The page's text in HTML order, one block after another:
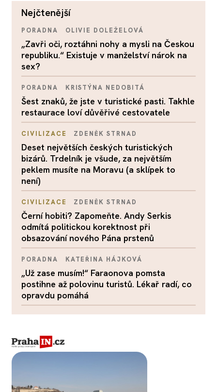
nejčtenější
PORADNA OLIVIE DOLEŽELOVÁ
„Zavři oči, roztáhni nohy a mysli na Českou
republiku.“ Existuje v manželství nárok na
sex?
PORADNA KRISTÝNA NEDOBITÁ
Šest znaků, že jste v turistické pasti. Takhle
restaurace loví důvěřivé cestovatele
CIVILIZACE ZDENĚK STRNAD
Deset největších českých turistických
bizárů. Trdelník je všude, za největším
peklem musíte na Moravu (a sklípek to
není)
CIVILIZACE ZDENĚK STRNAD
Černí hobiti? Zapomeňte. Andy Serkis
odmítá politickou korektnost při
obsazování nového Pána prstenů
PORADNA KATEŘINA HÁJKOVÁ
„Už zase musím!“ Faraonova pomsta
postihne až polovinu turistů. Lékař radí, co
opravdu pomáhá